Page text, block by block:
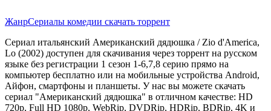
ЖанрСериалы комедии скачать торрент
Сериал итальянский Американский дядюшка / Zio d'America,
Lo (2002) доступен для скачивания через торрент на русском
языке без регистрации 1 сезон 1-6,7,8 серию прямо на
компьютер бесплатно или на мобильные устройства Android,
Айфон, смартфоны и планшеты. У нас вы можете скачать
сериал "Американский дядюшка" в отличном качестве: HD
720p, Full HD 1080p, WebRip, DVDRip, HDRip, BDRip, 4K и